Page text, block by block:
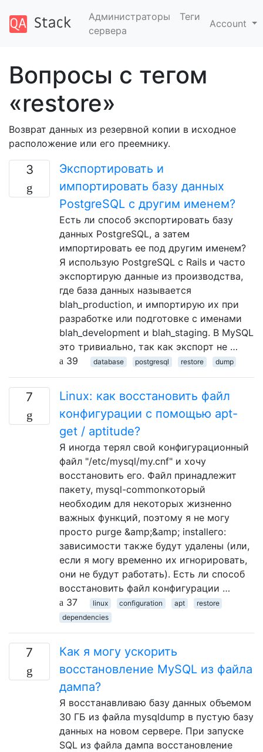
Администраторы
сервера
Теги
Account
Вопросы с тегом
«restore»
Возврат данных из резервной копии в исходное
расположение или его преемнику.
3
Экспортировать и
импортировать базу данных
PostgreSQL с другим именем?
Есть ли способ экспортировать базу
данных PostgreSQL, а затем
импортировать ее под другим именем?
Я использую PostgreSQL с Rails и часто
экспортирую данные из производства,
где база данных называется
blah_production, и импортирую их при
разработке или подготовке с именами
blah_development и blah_staging. В MySQL
это тривиально, так как экспорт не …
39
database postgresql restore dump
7
Linux: как восстановить файл
конфигурации с помощью apt-
get / aptitude?
Я иногда терял свой конфигурационный
файл "/etc/mysql/my.cnf" и хочу
восстановить его. Файл принадлежит
пакету, mysql-commonкоторый
необходим для некоторых жизненно
важных функций, поэтому я не могу
просто purge &amp;&amp; installего:
зависимости также будут удалены (или,
если я могу временно их игнорировать,
они не будут работать). Есть ли способ
восстановить файл конфигурации …
37
linux configuration apt
restore
dependencies
7
Как я могу ускорить
восстановление MySQL из файла
дампа?
Я восстанавливаю базу данных объемом
30 ГБ из файла mysqldump в пустую базу
данных на новом сервере. При запуске
SQL из файла дампа восстановление